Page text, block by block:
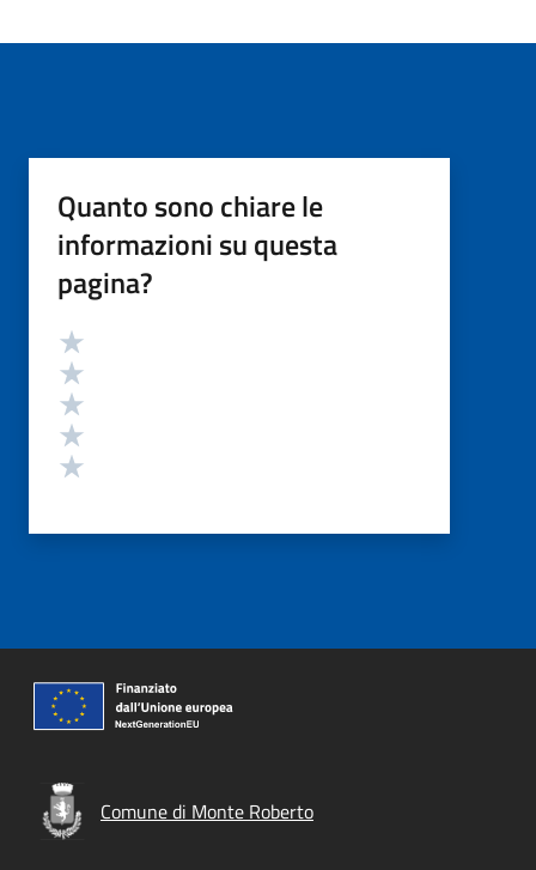
Quanto sono chiare le
informazioni su questa
pagina?
Valutazione
Comune di Monte Roberto